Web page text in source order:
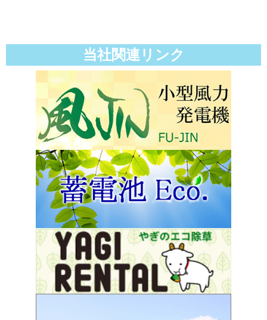
当社関連リンク